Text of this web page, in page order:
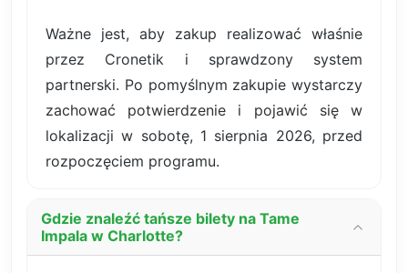
Ważne jest, aby zakup realizować właśnie
przez Cronetik i sprawdzony system
partnerski. Po pomyślnym zakupie wystarczy
zachować potwierdzenie i pojawić się w
lokalizacji w sobotę, 1 sierpnia 2026, przed
rozpoczęciem programu.
Gdzie znaleźć tańsze bilety na Tame
Impala w Charlotte?